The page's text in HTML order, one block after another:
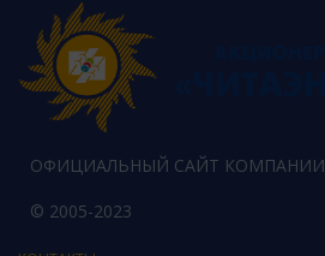
ОФИЦИАЛЬНЫЙ САЙТ КОМПАНИИ
© 2005-2023